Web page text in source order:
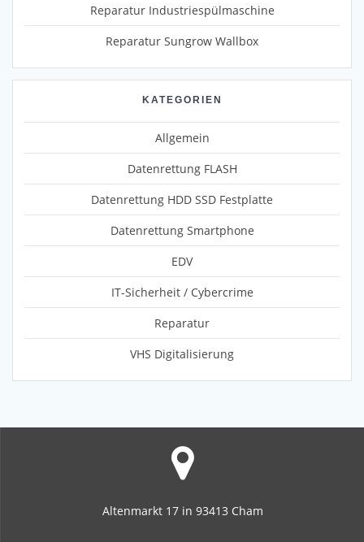
Reparatur Industriespülmaschine
Reparatur Sungrow Wallbox
KATEGORIEN
Allgemein
Datenrettung FLASH
Datenrettung HDD SSD Festplatte
Datenrettung Smartphone
EDV
IT-Sicherheit / Cybercrime
Reparatur
VHS Digitalisierung
Altenmarkt 17 in 93413 Cham